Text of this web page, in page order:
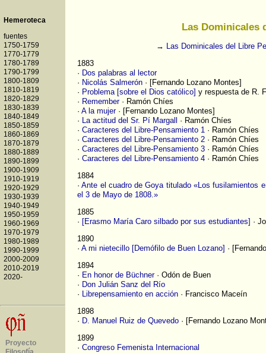
Las Dominicales
→ Las Dominicales del Libre
1883
· Dos palabras al lector
· Nicolás Salmerón · [Fernando Lozano Montes]
· Problema [sobre el Dios católico] y respuesta de R.
· Remember· Ramón Chíes
· A la mujer· [Fernando Lozano Montes]
· La actitud del Sr. Pí Margall
· Ramón Chíes
· Caracteres del Libre-Pensamiento 1 · Ramón Chíes
· Caracteres del Libre-Pensamiento 2 · Ramón Chíes
· Caracteres del Libre-Pensamiento 3 · Ramón Chíes
· Caracteres del Libre-Pensamiento 4 · Ramón Chíes
1884
·Ante el cuadro de Goya titulado «Los fusilamientos
el 3 de Mayo de 1808.»
1885
· [Erasmo María Caro silbado por sus estudiantes] ·
1890
· A mi nietecillo [Demófilo de Buen Lozano] ·
1894
· En honor de Büchner· Odón de Buen
· Don Julián Sanz del Río
· Librepensamiento en acción · Francisco Maceín
1898
· D. Manuel Ruiz de Quevedo · [Fernando Lozano
1899
· Congreso Femenista Internacional